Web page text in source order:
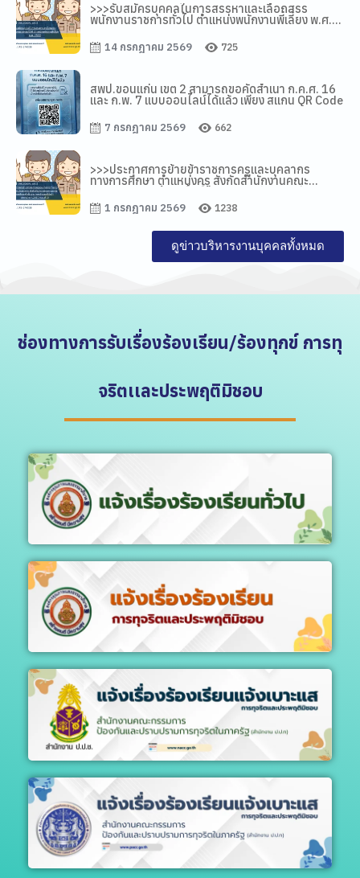
>>>รับสมัครบุคคลในการสรรหาและเลือกสรร
พนักงานราชการทั่วไป ตำแหน่งพนักงานพี่เลี้ยง พ.ศ.
14 กรกฎาคม 2569 725
สพป.ขอนแก่น เขต 2 สามารถขอคัดสำเนา ก.ค.ศ. 16
และ ก.พ. 7 แบบออนไลน์ได้แล้ว เพียง สแกน QR Code
7 กรกฎาคม 2569 662
>>>ประกาศการย้ายข้าราชการครูและบุคลากร
ทางการศึกษา ตำแหน่งครู สังกัดสำนักงานคณะ
กรรมการการศึกษาขั้นพื้นฐาน (การย้ายกรณีปกติ)
ประจำปี พ.ศ.2569 (รอบที่ 2)
1 กรกฎาคม 2569 1238
ดูข่าวบริหารงานบุคคลทั้งหมด
ช่องทางการรับเรื่องร้องเรียน/ร้องทุกข์ การทุ
จริตเเละประพฤติมิชอบ